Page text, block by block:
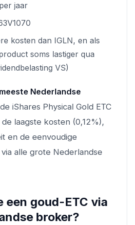
jaar
kosten dan IGLN, en als
soms lastiger qua
VS)
Nederlandse
iShares Physical Gold ETC
laagste kosten (0,12%),
en de eenvoudige
alle grote Nederlandse
een goud-ETC via
broker?